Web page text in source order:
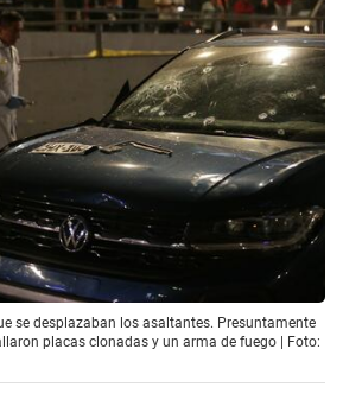
se desplazaban los asaltantes. Presuntamente
placas clonadas y un arma de fuego | Foto: